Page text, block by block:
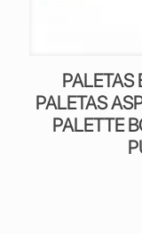
PALETAS
PALETAS
PALETTE